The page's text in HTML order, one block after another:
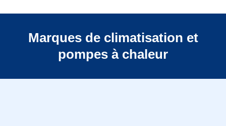
Marques de climatisation et
pompes à chaleur